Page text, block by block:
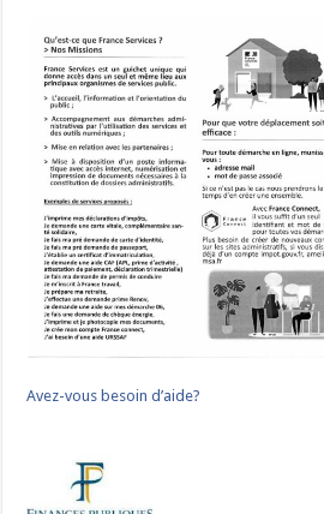
Avez-vous besoin d’aide?